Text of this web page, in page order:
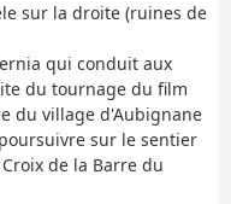
sur la droite (ruines de
qui conduit aux
du tournage du film
du village d'Aubignane
sur le sentier
de la Barre du